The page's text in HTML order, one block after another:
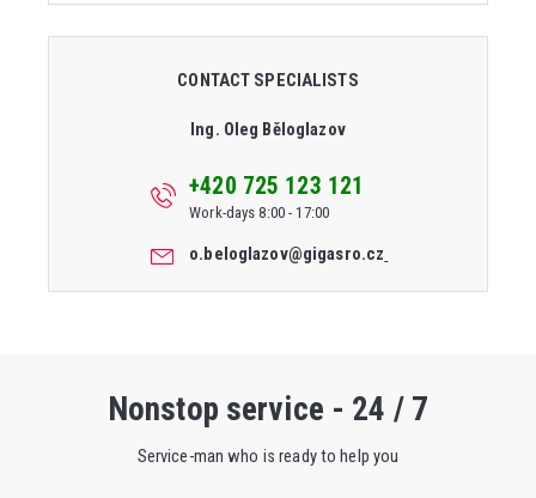
CONTACT SPECIALISTS
Ing. Oleg Běloglazov
+420 725 123 121
Work-days 8:00 - 17:00
o.beloglazov@gigasro.cz
Nonstop service - 24 / 7
Service-man who is ready to help you